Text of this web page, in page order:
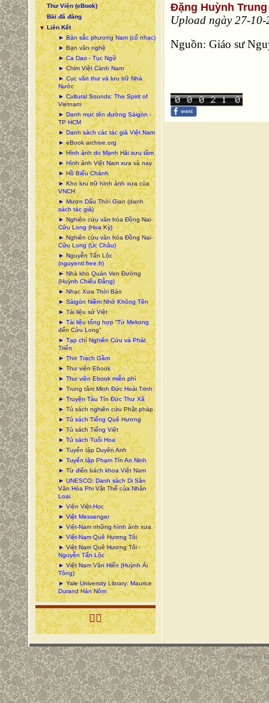
Thư Viện (eBook)
Bài đã đăng
▼ Liên Kết
► Bản sắc phương Nam (cổ nhạc)
► Bạn văn nghệ
► Ca Dao - Tục Ngữ
► Chim Việt Cành Nam
► Cục văn thư và lưu trữ Nhà
Nước
► Cultural Sounds: The Spirit of
Vietnam
► Danh mục tên đường Sàigòn -
TP HCM
► Danh sách các tác giả Việt Nam
► eBook archive.org
► Hình ảnh do Mạnh Hải sưu tầm
► Hình ảnh Việt Nam xưa và nay
► Hồ Biểu Chánh
► Kho lưu trữ hình ảnh xưa của
VNCH
► Mượn Dấu Thời Gian (danh
sách tác giả)
► Nghiên cứu văn hóa Đồng Nai-
Cửu Long (Hoa Kỳ)
► Nghiên cứu văn hóa Đồng Nai-
Cửu Long (Úc Châu)
► Nguyễn Tấn Lộc
(nguyentl.free.fr)
► Nhà kho Quán Ven Đường
(Huỳnh Chiếu Đẳng)
► Nhạc Xưa Thời Báo
► Sàigòn Niềm Nhớ Không Tên
► Tài liệu sử Việt
► Tài liệu tổng hợp “Từ Mekong
đến Cửu Long”
► Tạp chí Nghiên Cứu và Phát
Triển
► Thơ Trạch Gầm
► Thư viện Ebook
► Thư viện Ebook miễn phí
► Trung tâm Minh Đức Hoài Trinh
► Truyện Tàu Tín Đức Thư Xã
► Tủ sách nghiên cứu Phật pháp
► Tủ sách Tiếng Quê Hương
► Tủ sách Tiếng Việt
► Tủ sách Tuổi Hoa
► Tuyển tập Duyên Anh
► Tuyển tập Phạm Tín An Ninh
► Từ điển bách khoa Việt Nam
► UNESCO: Danh sách Di Sản
Văn Hóa Phi Vật Thể của Nhân
Loại
► Viện Việt-Học
► Việt Messenger
► Việt-Nam những hình ảnh xưa
► Việt-Nam Quê Hương Tôi
► Việt Nam Quê Hương Tôi -
Nguyễn Tấn Lộc
► Việt Nam Văn Hiến (Huỳnh Ái
Tông)
► Yale University Library: Maurice
Durand Hán Nôm

Đặng Huỳnh Trung
Upload ngày 27-10-
Nguồn: Giáo sư
Powered